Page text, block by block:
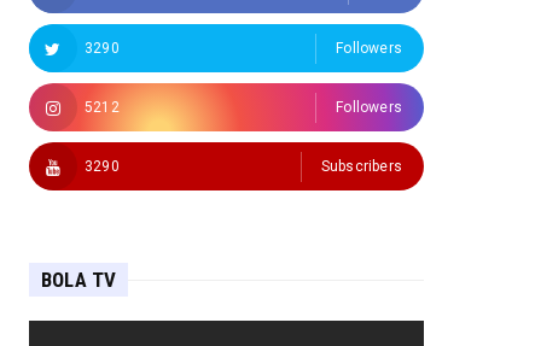
3290 Followers
5212 Followers
3290 Subscribers
BOLA TV